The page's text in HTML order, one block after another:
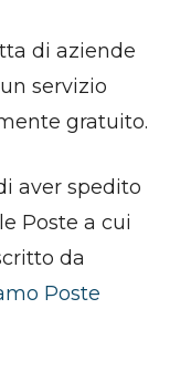
di aziende
servizio
gratuito.
aver spedito
Poste a cui
da
Poste